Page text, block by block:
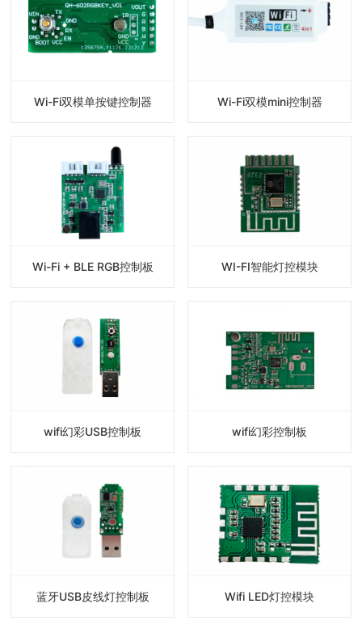
Wi-Fi双模单按键控制器 Wi-Fi双模mini控制器
Wi-Fi + BLE RGB控制板 WI-FI智能灯控模块
wifi幻彩USB控制板 wifi幻彩控制板
蓝牙USB皮线灯控制板 Wifi LED灯控模块